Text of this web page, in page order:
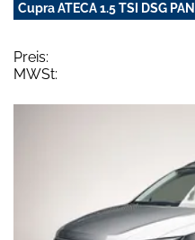
Cupra ATECA 1.5 TSI DSG
Preis:
MWSt: